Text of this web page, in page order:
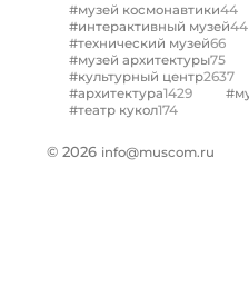
#музей космонавтики44
#интерактивный музей44
#технический музей66
#музей архитектуры75
#культурный центр2637
#архитектура1429
#театр кукол174
© 2026 info@muscom.ru